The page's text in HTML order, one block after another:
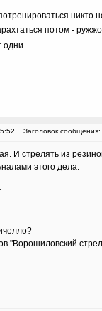
никто
потом -
одни.....
Заголовок сообщения:
И стрелять из
этого дела.
"Ворошиловский